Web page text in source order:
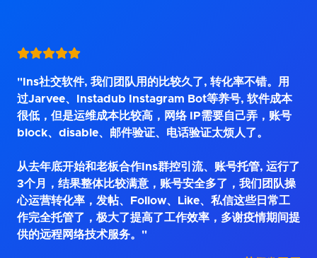
"Ins社交软件, 我们团队用的比较久了, 转化率不错。用
过Jarvee、Instadub Instagram Bot等养号, 软件成本
很低，但是运维成本比较高，网络 IP需要自己弄，账号
block、disable、邮件验证、电话验证太烦人了。
从去年底开始和老板合作Ins群控引流、账号托管, 运行了
3个月，结果整体比较满意，账号安全多了，我们团队操
心运营转化率，发帖、Follow、Like、私信这些日常工
作完全托管了，极大了提高了工作效率，多谢疫情期间提
供的远程网络技术服务。"